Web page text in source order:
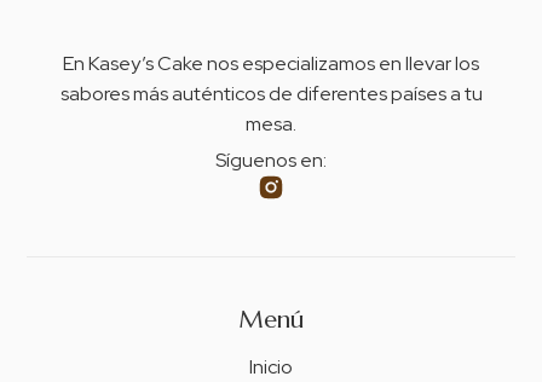
En Kasey’s Cake nos especializamos en llevar los
sabores más auténticos de diferentes países a tu
mesa.
Síguenos en:
Menú
Inicio